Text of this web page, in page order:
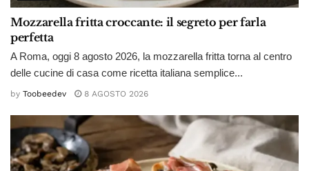
Mozzarella fritta croccante: il segreto per farla
perfetta
A Roma, oggi 8 agosto 2026, la mozzarella fritta torna al centro
delle cucine di casa come ricetta italiana semplice...
by Toobeedev 8 AGOSTO 2026